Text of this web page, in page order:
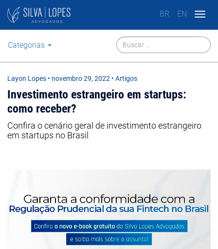
BR EN
Categorias
Layon Lopes • novembro 29, 2022 • Artigos
Investimento estrangeiro em startups:
como receber?
Confira o cenário geral de investimento estrangeiro
em startups no Brasil